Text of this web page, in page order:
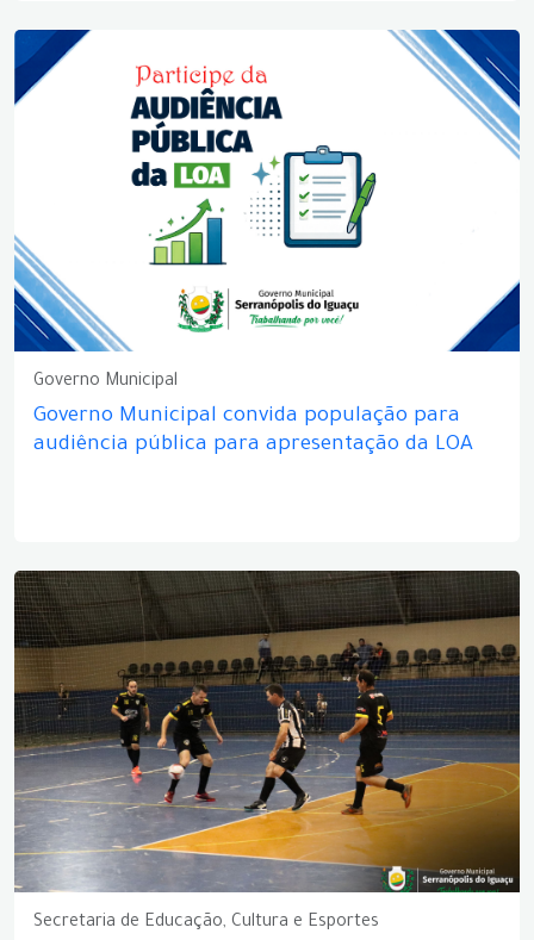
Governo Municipal
Governo Municipal convida população para
audiência pública para apresentação da LOA
Secretaria de Educação, Cultura e Esportes